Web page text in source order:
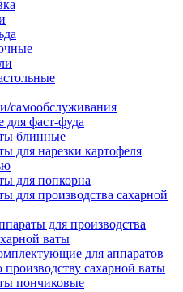
самообслуживания
для фаст-фуда
блинные
для нарезки картофеля
для попкорна
для производства сахарной
для производства
ваты
для аппаратов
производству сахарной ваты
пончиковые